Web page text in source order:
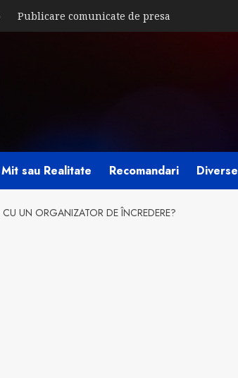
Publicare comunicate de presa
Mit sau Realitate Recomandari Diverse
UN ORGANIZATOR DE ÎNCREDERE?